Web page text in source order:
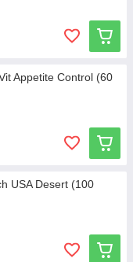
Appetite Control (60
USA Desert (100